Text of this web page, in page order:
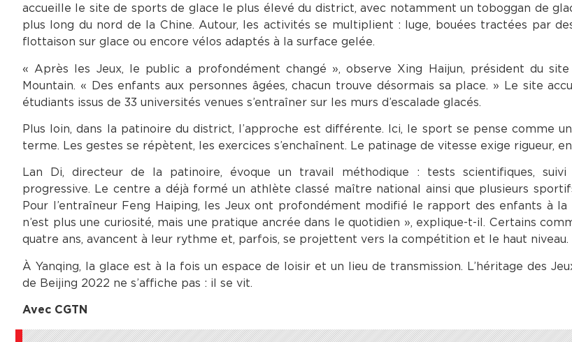
accueille le site de sports de glace le plus élevé du district, avec notamment un toboggan de
plus long du nord de la Chine. Autour, les activités se multiplient : luge, bouées tractées par
flottaison sur glace ou encore vélos adaptés à la surface gelée.
« Après les Jeux, le public a profondément changé », observe Xing Haijun, président du site
Mountain. « Des enfants aux personnes âgées, chacun trouve désormais sa place. » Le site
étudiants issus de 33 universités venues s’entraîner sur les murs d’escalade glacés.
Plus loin, dans la patinoire du district, l’approche est différente. Ici, le sport se pense comme
terme. Les gestes se répètent, les exercices s’enchaînent. Le patinage de vitesse exige rigueur,
Lan Di, directeur de la patinoire, évoque un travail méthodique : tests scientifiques, suivi
progressive. Le centre a déjà formé un athlète classé maître national ainsi que plusieurs
Pour l’entraîneur Feng Haiping, les Jeux ont profondément modifié le rapport des enfants à la
n’est plus une curiosité, mais une pratique ancrée dans le quotidien », explique-t-il. Certains
quatre ans, avancent à leur rythme et, parfois, se projettent vers la compétition et le haut niveau.
À Yanqing, la glace est à la fois un espace de loisir et un lieu de transmission. L’héritage des
de Beijing 2022 ne s’affiche pas : il se vit.
Avec CGTN